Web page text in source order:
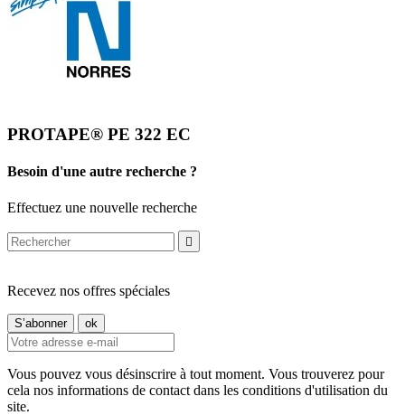
PROTAPE® PE 322 EC
Besoin d'une autre recherche ?
Effectuez une nouvelle recherche

Recevez nos offres spéciales
Vous pouvez vous désinscrire à tout moment. Vous trouverez pour
cela nos informations de contact dans les conditions d'utilisation du
site.